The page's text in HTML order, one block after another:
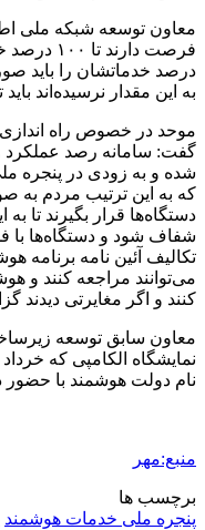
معاون توسعه شبکه ملی
درصد خدماتشان را باید
به این مقدار نرسیده‌اند
موحد در خصوص راه اندازی
گفت: سامانه رصد عملکرد
شده و به زودی در پنجره
که به این ترتیب مردم به
دستگاه‌ها قرار بگیرند تا
شفاف شود و دستگاه‌ها با
تکالیف آئین نامه برنامه
می‌توانند مراجعه کنند و
کنند و اگر مغایرتی دیدند
معاون سابق توسعه
نمایشگاه الکامپی که
نام دولت هوشمند با
منبع:مهر
برچسب ها
پنجره ملی خدمات هوشمند